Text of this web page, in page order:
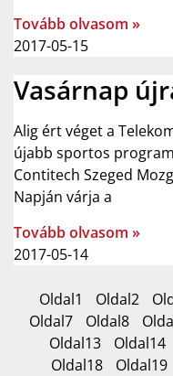
Tovább olvasom »
2017-05-15
Vasárnap
Alig ért véget a
újabb sportos
Contitech Szeged
Napján várja a
Tovább olvasom »
2017-05-14
Oldal1 Oldal2
Oldal7 Oldal8
Oldal13 Oldal14
Oldal18 Oldal19